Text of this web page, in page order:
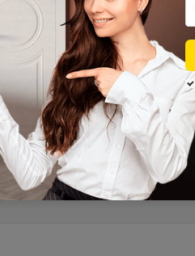
Города
км. от МКАД (кроме
Доставка в регионы
запрос с сайта, отдельно
Подробная информация о доставке